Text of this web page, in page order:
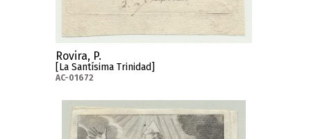
Rovira, P.
[La Santísima Trinidad]
AC-01672